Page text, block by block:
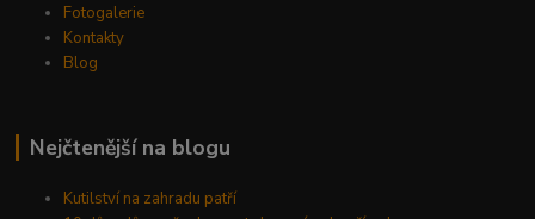
Fotogalerie
Kontakty
Blog
Nejčtenější na blogu
Kutilství na zahradu patří